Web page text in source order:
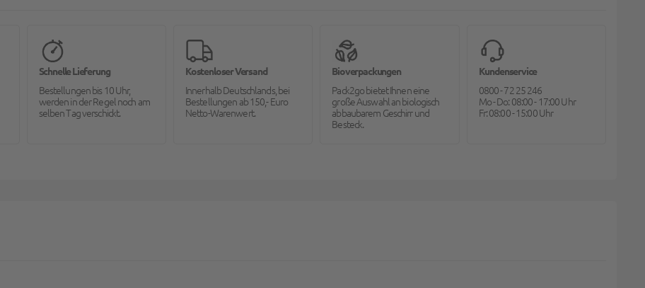
Schnelle Lieferung
Bestellungen bis 10 Uhr,
werden in der Regel noch am
selben Tag verschickt.
Kostenloser Versand
Innerhalb Deutschlands, bei
Bestellungen ab 150,- Euro
Netto-Warenwert.
Bioverpackungen
Pack2go bietet Ihnen eine
große Auswahl an biologisch
abbaubarem Geschirr und
Besteck.
Kundenservice
0800 - 72 25 246
Mo - Do: 08:00 - 17:00 Uhr
Fr: 08:00 - 15:00 Uhr